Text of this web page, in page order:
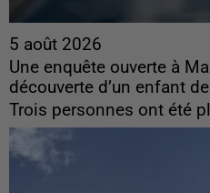
5 août 2026
Une enquête ouverte à
découverte d’un enfant
Trois personnes ont été